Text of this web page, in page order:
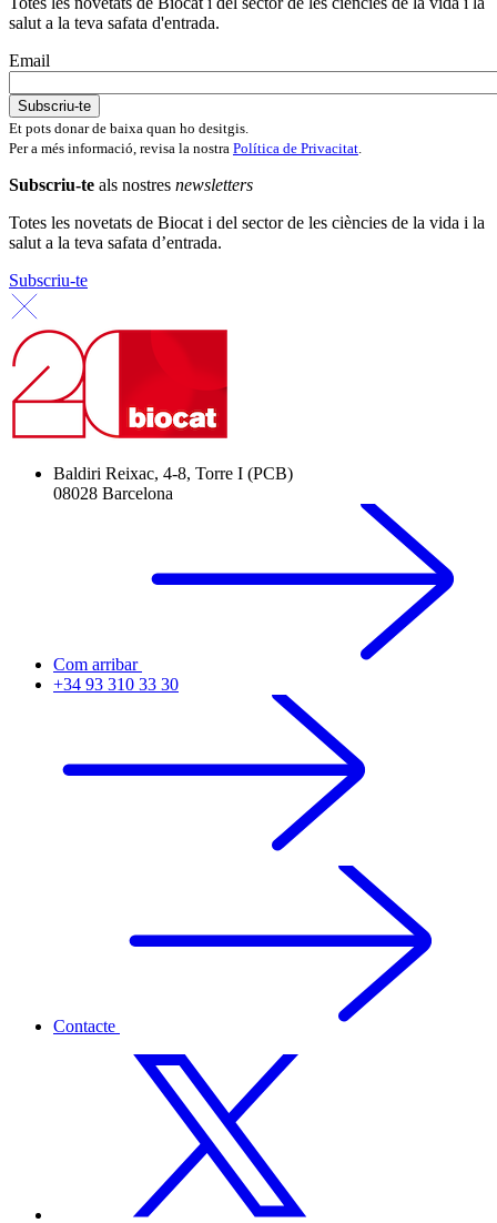
salut a la teva safata d'entrada.
Email
Et pots donar de baixa quan ho desitgis.
Per a més informació, revisa la nostra Política de Privacitat
Subscriu-te als nostres newsletters
Totes les novetats de Biocat i del sector de les ciències de la vida i la
salut a la teva safata d’entrada.
Subscriu-te
Baldiri Reixac, 4-8, Torre I (PCB)
08028 Barcelona
Com arribar
+34 93 310 33 30
Contacte